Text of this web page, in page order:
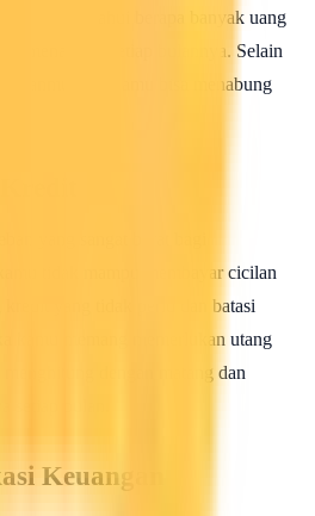
mengetahui berapa banyak uang
menabung setiap bulannya. Selain
agar kamu bisa menabung
yang sangat berat bagi
tidak mampu membayar cicilan
yang tidak perlu dan batasi
kamu memang memerlukan utang
dengan matang dan
setiap bulan.
Keuangan